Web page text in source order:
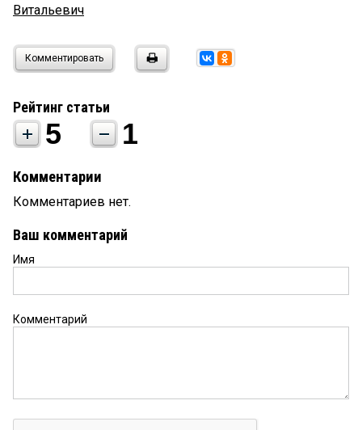
Витальевич
Комментировать
Рейтинг статьи
5 1
Комментарии
Комментариев нет.
Ваш комментарий
Имя
Комментарий